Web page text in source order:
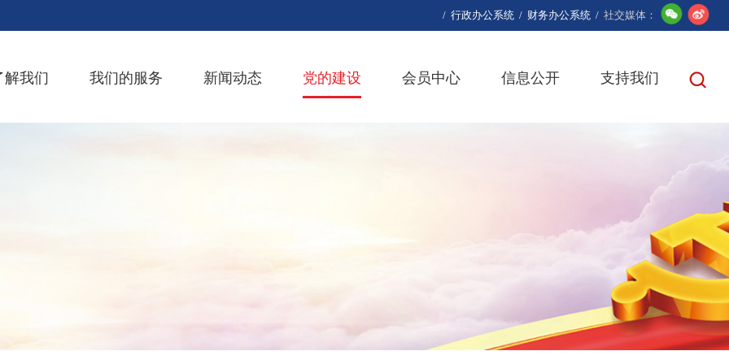
/ 行政办公系统 / 财务办公系统 / 社交媒体：
解我们 我们的服务 新闻动态 党的建设 会员中心 信息公开 支持我们